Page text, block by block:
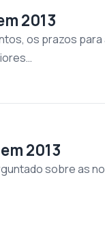
2013
os prazos
2013
sobre as